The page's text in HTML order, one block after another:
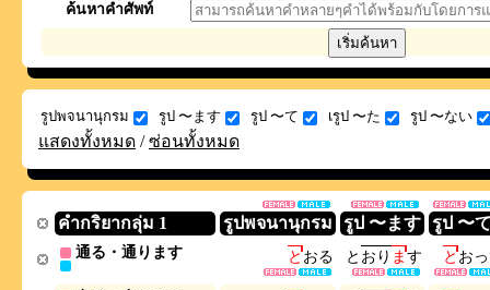
ค้นหาคำศัพท์
รูปพจนานุกรม รูป 〜ます รูป 〜て เรูป 〜た รูป 〜ない
แสดงทั้งหมด /ซ่อนทั้งหมด
คำกริยากลุ่ม 1 รูปพจนานุกรม รูป 〜ます รูป 〜
通る・通ります とおる と お り ます とおっ